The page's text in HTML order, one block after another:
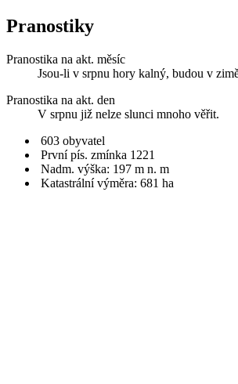
Pranostiky
Pranostika na akt. měsíc
Jsou-li v srpnu hory kalný, budou v
Pranostika na akt. den
V srpnu již nelze slunci mnoho věřit.
603 obyvatel
První pís. zmínka 1221
Nadm. výška: 197 m n. m
Katastrální výměra: 681 ha